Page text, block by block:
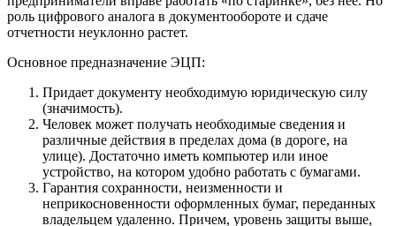
роль цифрового аналога в документообороте и сдаче
отчетности неуклонно растет.
Основное предназначение ЭЦП:
Придает документу необходимую юридическую силу
(значимость).
Человек может получать необходимые сведения и
различные действия в пределах дома (в дороге, на
улице). Достаточно иметь компьютер или иное
устройство, на котором удобно работать с бумагами.
Гарантия сохранности, неизменности и
неприкосновенности оформленных бумаг, переданных
владельцем удаленно. Причем, уровень защиты выше,